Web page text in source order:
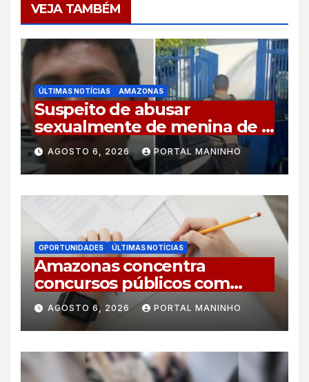
VEJA TAMBÉM
ÚLTIMAS NOTÍCIAS AMAZONAS
Suspeito de abusar
sexualmente de menina de 8
anos é preso no município de
Iranduba
AGOSTO 6, 2026 PORTAL MANINHO
OPORTUNIDADES ÚLTIMAS NOTÍCIAS
Amazonas concentra
concursos públicos com
vagas abertas e editais
previstos no segundo
semestre
AGOSTO 6, 2026 PORTAL MANINHO